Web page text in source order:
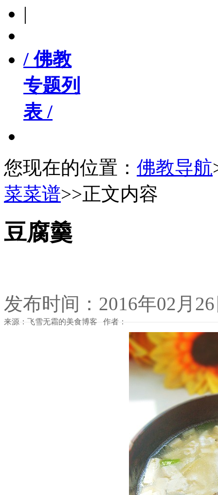
|
/ 佛教
专题列
表 /
您现在的位置： 佛教导航
菜菜谱>>正文内容
豆腐羹
发布时间：2016年02月
来源：飞雪无霜的美食博客 作者：